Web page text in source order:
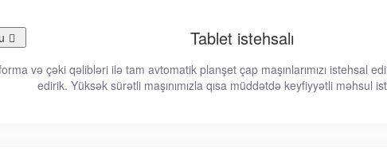
Tablet istehsalı
və çəki qəlibləri ilə tam avtomatik planşet çap maşınlarımızı istehsal
edirik. Yüksək sürətli maşınımızla qısa müddətdə keyfiyyətli məhsul